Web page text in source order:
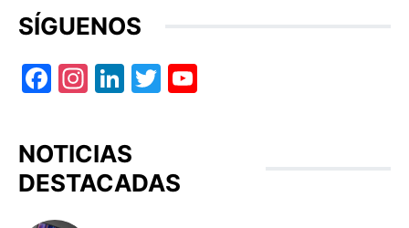
SÍGUENOS
Facebook
Instagram
LinkedIn
Twitter
NOTICIAS
DESTACADAS